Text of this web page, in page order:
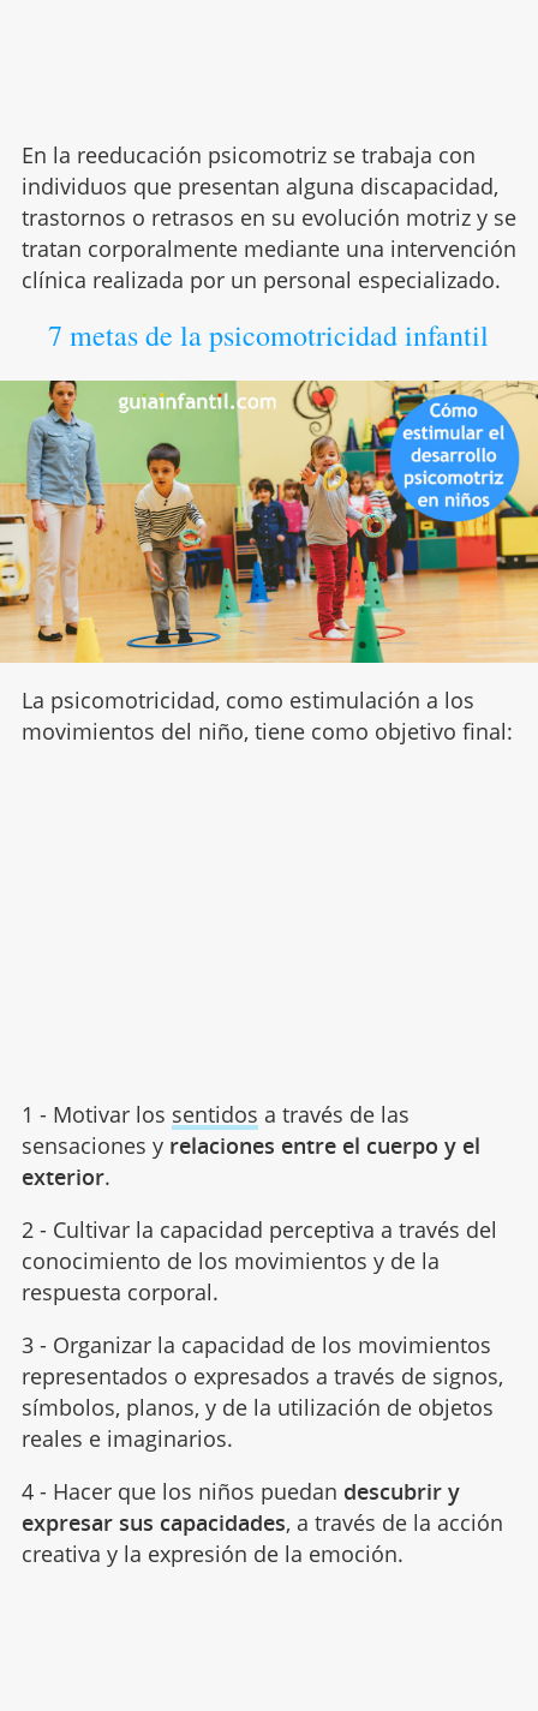
En la reeducación psicomotriz se trabaja con
individuos que presentan alguna discapacidad,
trastornos o retrasos en su evolución motriz y se
tratan corporalmente mediante una intervención
clínica realizada por un personal especializado.
7 metas de la psicomotricidad infantil
La psicomotricidad, como estimulación a los
movimientos del niño, tiene como objetivo final:
1 - Motivar los sentidos a través de las
sensaciones y relaciones entre el cuerpo y el
exterior.
2 - Cultivar la capacidad perceptiva a través del
conocimiento de los movimientos y de la
respuesta corporal.
3 - Organizar la capacidad de los movimientos
representados o expresados a través de signos,
símbolos, planos, y de la utilización de objetos
reales e imaginarios.
4 - Hacer que los niños puedan descubrir y
expresar sus capacidades, a través de la acción
creativa y la expresión de la emoción.